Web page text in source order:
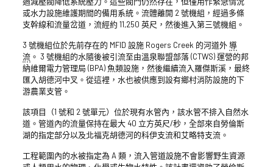
或水力設施維護期間的備用系統。流體離開 2 號機組，經過多條
支幹線和流量岔道，流經約 11,250 英尺，然後進入第三號機組。
3 號機組位於先前存在的 MFID 設施 Rogers Creek 的河道外導
流。 3 號機組的水隨後被引流至由溫泉聯盟部落 (CTWS) 運營的邦
納維爾電力管理局 (BPA) 魚類設施，然後繼續流入羅傑斯溪，最終
匯入胡德河中叉。從這裡，水也被供應到設有鄉村消防設施的下
游農業支管。
該項目（1 號和 2 號單元）位於現有水管內，該水管不排入自然水
道。管道內的流量保持在最大 40 立方英尺/秒，全部來自勞倫斯
湖的指定部分以及北福克胡德河的科伊支流和艾略特支流。
工程範圍內的水被指定為 A 類，流入管道設施不會影響野生資源